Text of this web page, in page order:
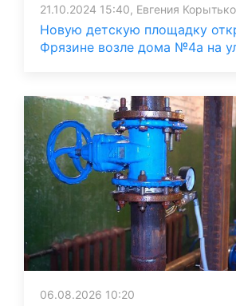
21.10.2024 15:40, Евгения Корытько
Новую детскую площадку
Фрязине возле дома №4а на
06.08.2026 10:20